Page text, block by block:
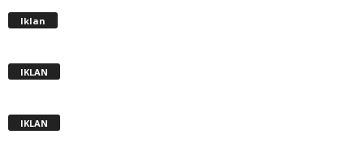
Iklan
IKLAN
IKLAN